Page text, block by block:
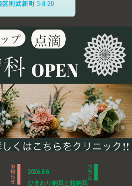
2026.8.6
ひきわり納豆と粒納豆